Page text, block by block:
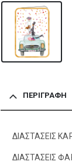
ΠΕΡΙΓΡΑΦΉ
ΔΙΑΣΤΑΣΕΙΣ
ΔΙΑΣΤΑΣΕΙΣ